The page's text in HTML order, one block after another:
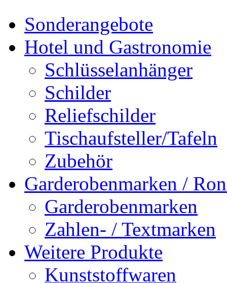
Sonderangebote
Hotel und Gastronomie
Schlüsselanhänger
Schilder
Reliefschilder
Tischaufsteller/Tafeln
Zubehör
Garderobenmarken /
Garderobenmarken
Zahlen- / Textmarken
Weitere Produkte
Kunststoffwaren